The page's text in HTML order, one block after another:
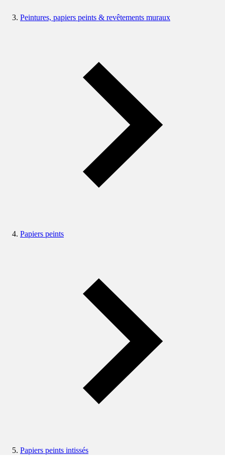
Peintures, papiers peints & revêtements muraux
Papiers peints
Papiers peints intissés